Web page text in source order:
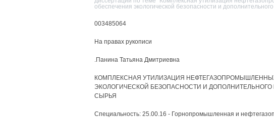
обеспечения экологической безопасности и
003485064
На правах рукописи
.Панина Татьяна Дмитриевна
КОМПЛЕКСНАЯ УТИЛИЗАЦИЯ
ЭКОЛОГИЧЕСКОЙ БЕЗОПАСНОСТИ И
СЫРЬЯ
Специальность: 25.00.16 - Горнопромышленная и